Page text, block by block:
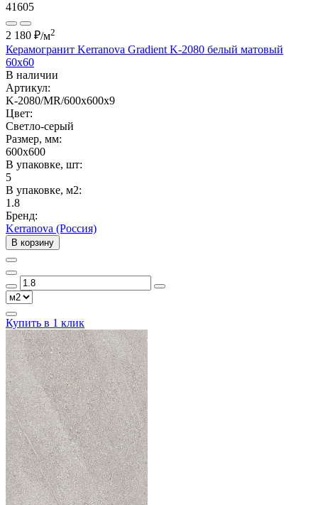
41605
2 180 ₽/м2
Керамогранит Kerranova Gradient K-2080 белый матовый
60x60
В наличии
Артикул:
K-2080/MR/600x600x9
Цвет:
Светло-серый
Размер, мм:
600x600
В упаковке, шт:
5
В упаковке, м2:
1.8
Бренд:
Kerranova (Россия)
В корзину
Купить в 1 клик